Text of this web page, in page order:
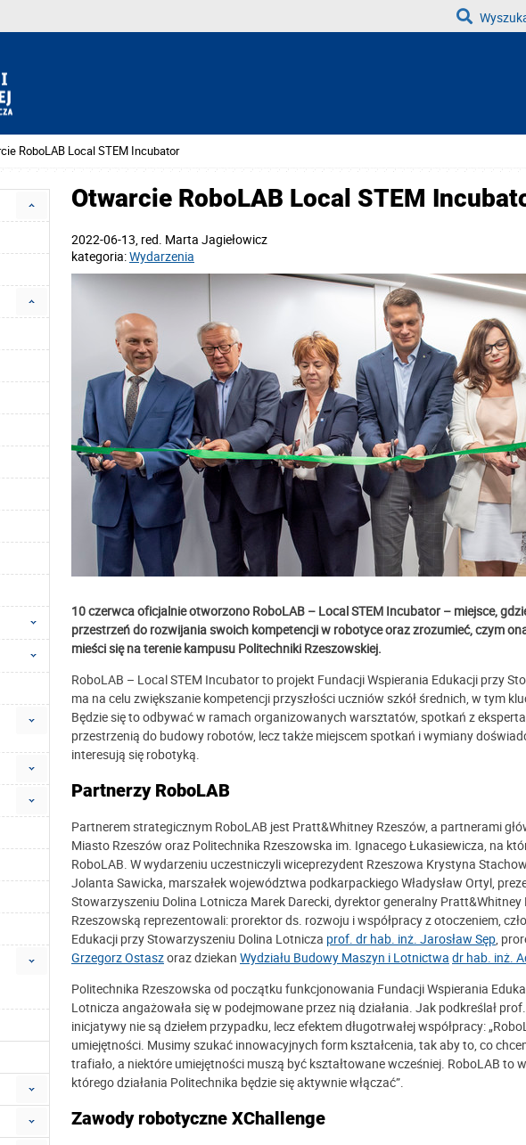
RoboLAB Local STEM Incubator
Otwarcie RoboLAB Local STEM
2022-06-13, red. Marta Jagiełowicz
kategoria:Wydarzenia
10 czerwca oficjalnie otworzono RoboLAB – Local STEM Incubator – miejsce,
przestrzeń do rozwijania swoich kompetencji w robotyce oraz zrozumieć, czym
mieści się na terenie kampusu Politechniki Rzeszowskiej.
RoboLAB – Local STEM Incubator to projekt Fundacji Wspierania Edukacji przy
ma na celu zwiększanie kompetencji przyszłości uczniów szkół średnich, w tym
Będzie się to odbywać w ramach organizowanych warsztatów, spotkań z
przestrzenią do budowy robotów, lecz także miejscem spotkań i wymiany
interesują się robotyką.
Partnerzy RoboLAB
Partnerem strategicznym RoboLAB jest Pratt&Whitney Rzeszów, a partnerami
Miasto Rzeszów oraz Politechnika Rzeszowska im. Ignacego Łukasiewicza, na
RoboLAB. W wydarzeniu uczestniczyli wiceprezydent Rzeszowa Krystyna
Jolanta Sawicka, marszałek województwa podkarpackiego Władysław Ortyl,
Stowarzyszeniu Dolina Lotnicza Marek Darecki, dyrektor generalny
Rzeszowską reprezentowali: prorektor ds. rozwoju i współpracy z otoczeniem,
Edukacji przy Stowarzyszeniu Dolina Lotnicza prof. dr hab. inż. Jarosław Sęp,
Grzegorz Ostaszoraz dziekan Wydziału Budowy Maszyn i Lotnictwa dr hab. inż.
Politechnika Rzeszowska od początku funkcjonowania Fundacji Wspierania
Lotnicza angażowała się w podejmowane przez nią działania. Jak podkreślał
inicjatywy nie są dziełem przypadku, lecz efektem długotrwałej współpracy:
umiejętności. Musimy szukać innowacyjnych form kształcenia, tak aby to, co
trafiało, a niektóre umiejętności muszą być kształtowane wcześniej. RoboLAB to
którego działania Politechnika będzie się aktywnie włączać”.
Zawody robotyczne XChallenge